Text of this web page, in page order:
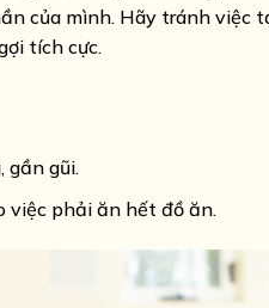
của mình. Hãy tránh việc
tích cực.
gần gũi.
việc phải ăn hết đồ ăn.